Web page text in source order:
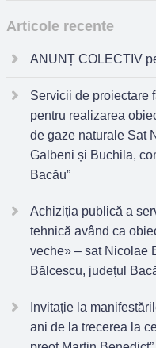
Articole recente
ANUNȚ COLECTIV
Servicii de proiectare
pentru realizarea
de gaze naturale Sat
Galbeni și Buchila,
Bacău”
Achiziția publică a
tehnică având ca
veche» – sat Nicolae
Bălcescu, județul
Invitație la
ani de la trecerea la